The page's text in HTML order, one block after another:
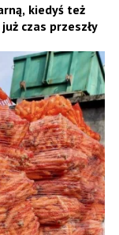
kiedyś też
czas przeszły